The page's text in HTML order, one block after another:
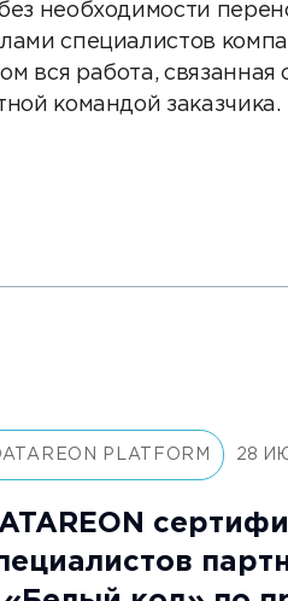
необходимости
специалистов
вся работа, связанная
командой заказчика.
PLATFORM 28